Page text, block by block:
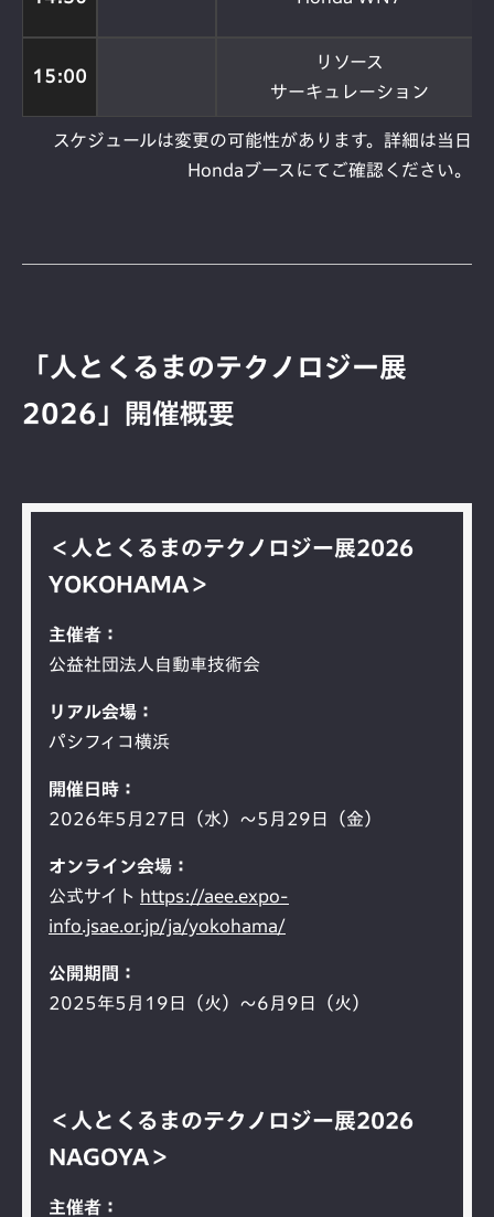
15:00
リソース
サーキュレーション
スケジュールは変更の可能性があります。詳細は当日
Hondaブースにてご確認ください。
「人とくるまのテクノロジー展
2026」開催概要
＜人とくるまのテクノロジー展2026
YOKOHAMA＞
主催者
公益社団法人自動車技術会
リアル会場
パシフィコ横浜
開催日時
2026年5月27日（水）～5月29日（金）
オンライン会場
公式サイト https://aee.expo-
info.jsae.or.jp/ja/yokohama/
公開期間
2025年5月19日（火）～6月9日（火）
＜人とくるまのテクノロジー展2026
NAGOYA＞
主催者